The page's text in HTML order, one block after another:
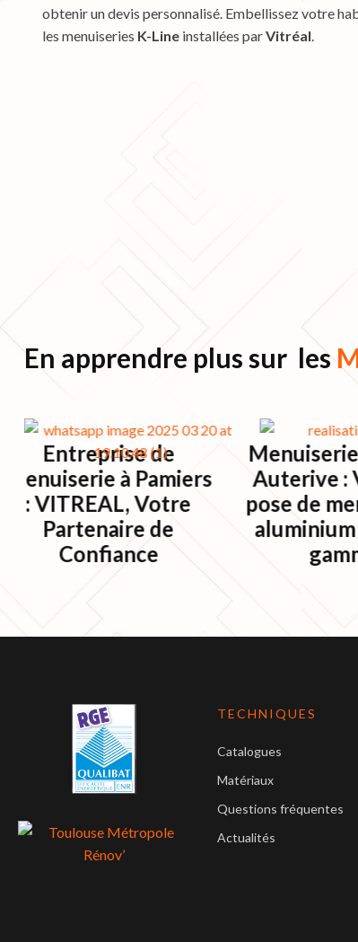
obtenir un devis personnalisé. Embellissez votre
les menuiseries K-Lineinstallées parVitréal.
En apprendre plus sur les
Entreprise de
Menuiserie à Pamiers
: VITREAL, Votre
Partenaire de
Confiance
Auterive :
pose de
TECHNIQUES
Catalogues
Matériaux
Questions fréquentes
Actualités